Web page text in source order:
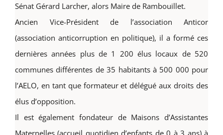
Sénat Gérard Larcher, alors Maire de Rambouillet.
Ancien Vice-Président de l’association Anticor
(association anticorruption en politique), il a formé ces
dernières années plus de 1 200 élus locaux de 520
communes différentes de 35 habitants à 500 000 pour
l’AELO, en tant que formateur et délégué aux droits des
élus d’opposition.
Il est également fondateur de Maisons d’Assistantes